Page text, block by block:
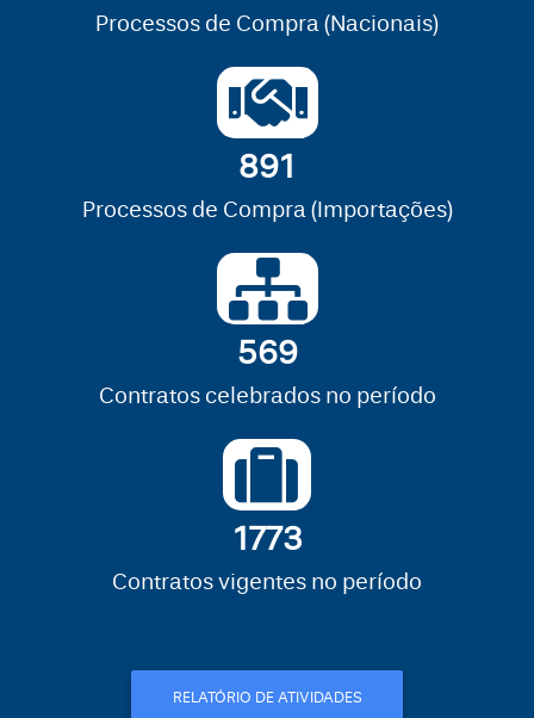
Processos de Compra (Nacionais)
891
Processos de Compra (Importações)
569
Contratos celebrados no período
1971
Contratos vigentes no período
RELATÓRIO DE ATIVIDADES